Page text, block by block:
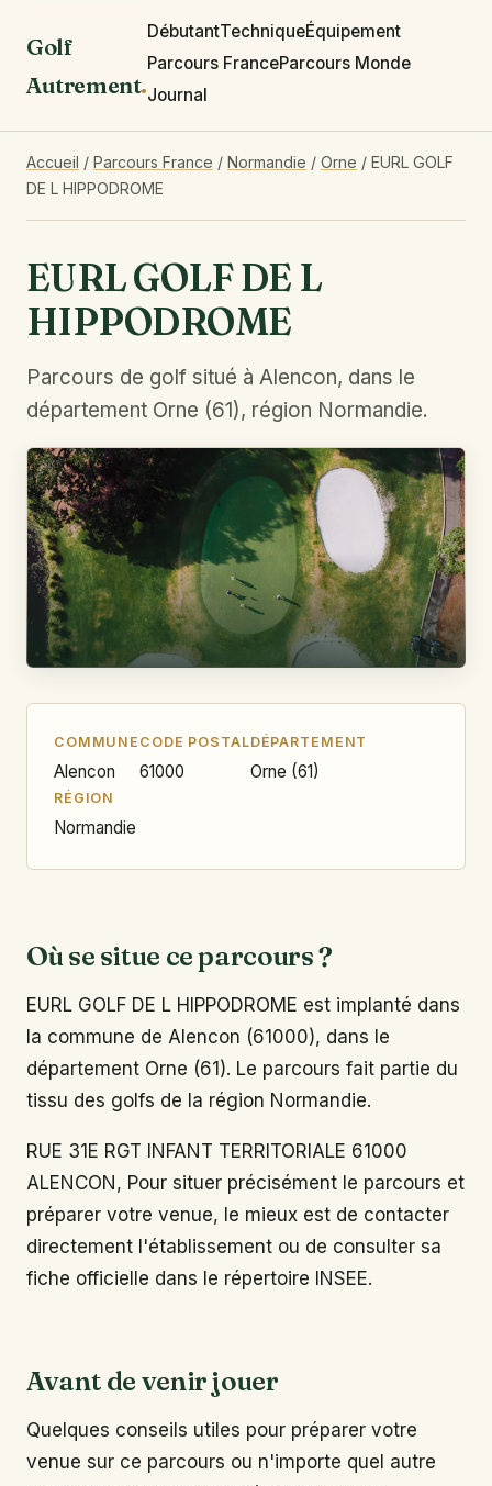
Golf
Autrement.
DébutantTechniqueÉquipement
Parcours FranceParcours Monde
Journal
Accueil / Parcours France / Normandie / Orne / EURL GOLF
DE L HIPPODROME
EURL GOLF DE L
HIPPODROME
Parcours de golf situé à Alencon, dans le
département Orne (61), région Normandie.
COMMUNE
Alencon
CODE POSTAL
61000
DÉPARTEMENT
Orne (61)
RÉGION
Normandie
Où se situe ce parcours ?
EURL GOLF DE L HIPPODROME est implanté dans
la commune de Alencon (61000), dans le
département Orne (61). Le parcours fait partie du
tissu des golfs de la région Normandie.
RUE 31E RGT INFANT TERRITORIALE 61000
ALENCON, Pour situer précisément le parcours et
préparer votre venue, le mieux est de contacter
directement l'établissement ou de consulter sa
fiche officielle dans le répertoire INSEE.
Avant de venir jouer
Quelques conseils utiles pour préparer votre
venue sur ce parcours ou n'importe quel autre